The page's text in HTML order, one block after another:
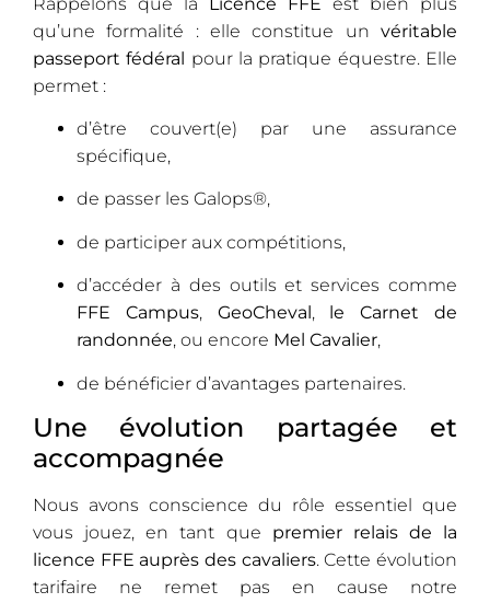
qu’une formalité : elle constitue un véritable
passeport fédéral pour la pratique équestre. Elle
permet :
d’être couvert(e) par une assurance
spécifique,
de passer les Galops®,
de participer aux compétitions,
d’accéder à des outils et services comme
FFE Campus, GeoCheval ,
le Carnet de
randonnée, ou encore Mel Cavalier,
de bénéficier d’avantages partenaires.
Une évolution partagée et
accompagnée
Nous avons conscience du rôle essentiel que
vous jouez, en tant que premier relais de la
licence FFE auprès des cavaliers. Cette évolution
tarifaire ne remet pas en cause notre